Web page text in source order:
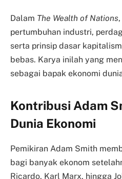
Dalam The Wealth of Nations
pertumbuhan industri,
serta prinsip dasar
bebas. Karya inilah yang
sebagai bapak ekonomi
Kontribusi Adam
Dunia Ekonomi
Pemikiran Adam Smith
bagi banyak ekonom
Ricardo, Karl Marx, hingga